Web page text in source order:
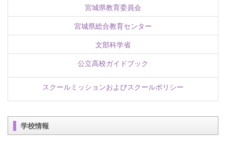
宮城県教育委員会
宮城県総合教育センター
文部科学省
公立高校ガイドブック
スクールミッションおよびスクールポリシー
学校情報